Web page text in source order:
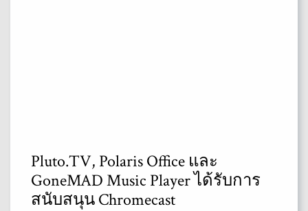
Pluto.TV, Polaris Office และ
GoneMAD Music Player ได้รับการ
สนับสนุน Chromecast